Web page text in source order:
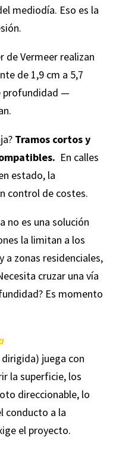
mediodía. Eso es la
Vermeer realizan
de 1,9 cm a 5,7
profundidad —
Tramos cortos y
En calles
estado, la
control de costes.
no es una solución
la limitan a los
a zonas residenciales,
cruzar una vía
Es momento
juega con
la superficie, los
direccionable, lo
conducto a la
el proyecto.